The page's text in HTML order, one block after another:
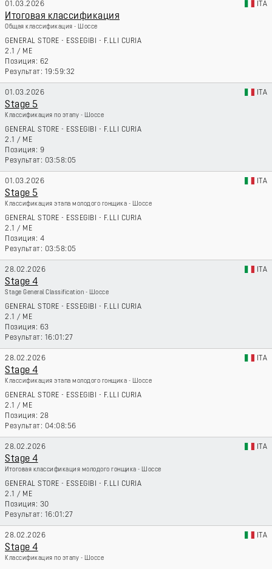
01.03.2026 ITA
Итоговая классификация
Общая классификация - Шоссе
GENERAL STORE - ESSEGIBI - F.LLI CURIA
2.1 / ME
62
19:59:32
01.03.2026 ITA
Stage 5
Классификация по этапу - Шоссе
GENERAL STORE - ESSEGIBI - F.LLI CURIA
2.1 / ME
9
03:58:05
01.03.2026 ITA
Stage 5
Классификация этапа молодого гонщика - Шоссе
GENERAL STORE - ESSEGIBI - F.LLI CURIA
2.1 / ME
4
03:58:05
28.02.2026 ITA
Stage 4
Stage General Classification - Шоссе
GENERAL STORE - ESSEGIBI - F.LLI CURIA
2.1 / ME
63
16:01:27
28.02.2026 ITA
Stage 4
Классификация этапа молодого гонщика - Шоссе
GENERAL STORE - ESSEGIBI - F.LLI CURIA
2.1 / ME
28
04:08:56
28.02.2026 ITA
Stage 4
Итоговая классификация молодого гонщика - Шоссе
GENERAL STORE - ESSEGIBI - F.LLI CURIA
2.1 / ME
30
16:01:27
28.02.2026 ITA
Stage 4
Классификация по этапу - Шоссе